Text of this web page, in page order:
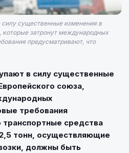
существенные изменения в
которые затронут международных
предусматривают, что
в силу существенные
союза,
требования
средства
тонн, осуществляющие
должны быть